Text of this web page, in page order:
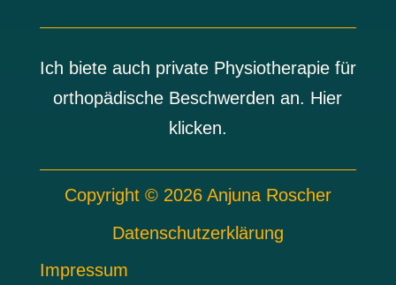
Ich biete auch private Physiotherapie für
orthopädische Beschwerden an. Hier
klicken.
Copyright © 2026 Anjuna Roscher
Datenschutzerklärung
Impressum